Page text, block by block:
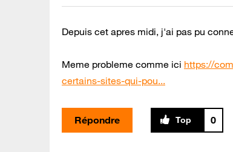
Depuis cet apres midi, j'ai pas pu
Meme probleme comme ici https://
certains-sites-qui-pou...
Répondre 0